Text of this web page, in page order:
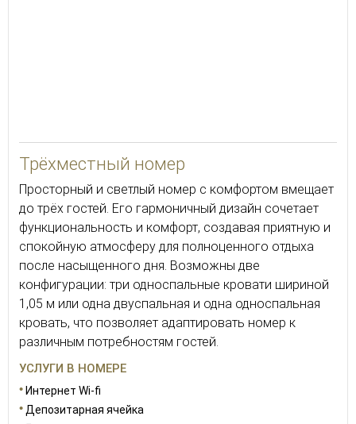
Трёхместный номер
Просторный и светлый номер с комфортом вмещает
до трёх гостей. Его гармоничный дизайн сочетает
функциональность и комфорт, создавая приятную и
спокойную атмосферу для полноценного отдыха
после насыщенного дня. Возможны две
конфигурации: три односпальные кровати шириной
1,05 м или одна двуспальная и одна односпальная
кровать, что позволяет адаптировать номер к
различным потребностям гостей.
УСЛУГИ В НОМЕРЕ
Интернет Wi-fi
Депозитарная ячейка